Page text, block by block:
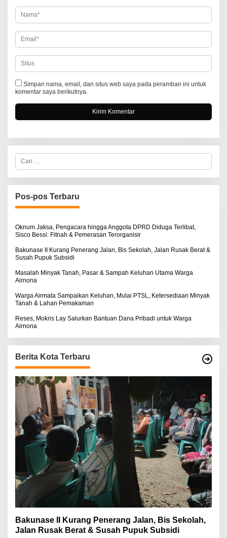
s
Simpan nama, email, dan situs web saya pada peramban ini untuk
komentar saya berikutnya.
C
r
i
u
n
u
:
Pos-pos Terbaru
Oknum Jaksa, Pengacara hingga Anggota DPRD Diduga Terlibat,
Sisco Bessi: Fitnah & Pemerasan Terorganisir
Bakunase II Kurang Penerang Jalan, Bis Sekolah, Jalan Rusak Berat &
Susah Pupuk Subsidi
Masalah Minyak Tanah, Pasar & Sampah Keluhan Utama Warga
Airnona
Warga Airmata Sampaikan Keluhan, Mulai PTSL, Ketersediaan Minyak
Tanah & Lahan Pemakaman
Reses, Mokris Lay Salurkan Bantuan Dana Pribadi untuk Warga
Airnona
Berita Kota Terbaru
Bakunase II Kurang Penerang Jalan, Bis Sekolah,
Jalan Rusak Berat & Susah Pupuk Subsidi